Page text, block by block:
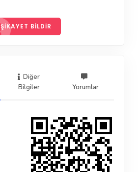
ŞIKAYET BILDIR
Diğer
Bilgiler
Yorumlar